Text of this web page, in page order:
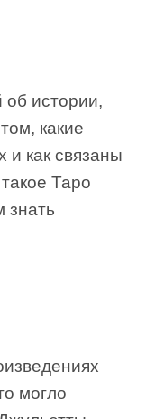
об истории,
какие
и как связаны
Таро
знать
могло